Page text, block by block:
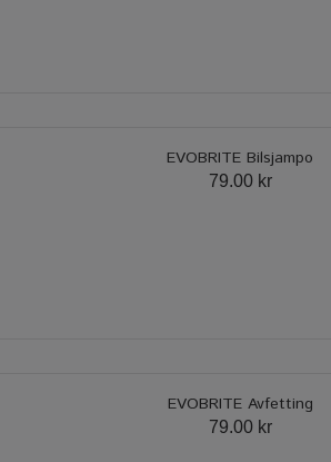
EVOBRITE Bilsjampo
79.00 kr
EVOBRITE Avfetting
79.00 kr